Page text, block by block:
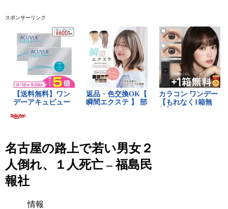
スポンサーリンク
名古屋の路上で若い男女２
人倒れ、１人死亡 – 福島民
報社
情報